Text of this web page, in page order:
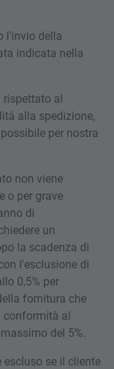
l'invio della
indicata nella
rispettato al
alla spedizione,
per nostra
non viene
o per grave
di
un
la scadenza di
l'esclusione di
0,5% per
fornitura che
conformità al
del 5%.
escluso se il cliente